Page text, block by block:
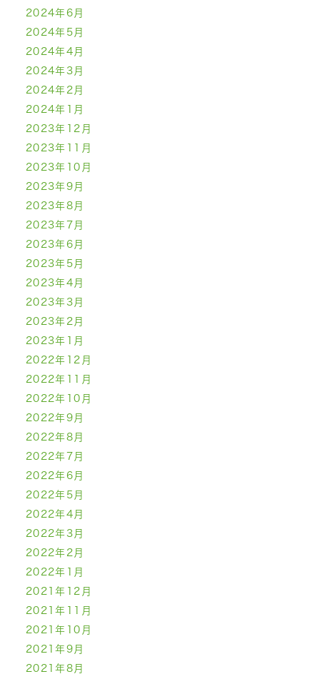
2024年6月
2024年5月
2024年4月
2024年3月
2024年2月
2024年1月
2023年12月
2023年11月
2023年10月
2023年9月
2023年8月
2023年7月
2023年6月
2023年5月
2023年4月
2023年3月
2023年2月
2023年1月
2022年12月
2022年11月
2022年10月
2022年9月
2022年8月
2022年7月
2022年6月
2022年5月
2022年4月
2022年3月
2022年2月
2022年1月
2021年12月
2021年11月
2021年10月
2021年9月
2021年8月